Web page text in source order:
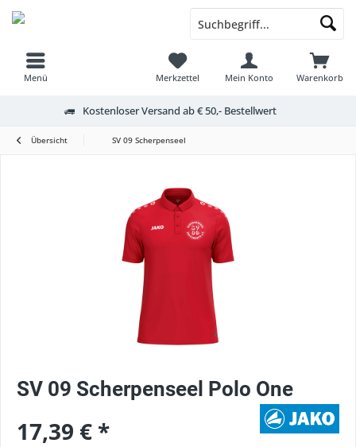
Menü Warenkorb
Merkzettel Mein Konto
Kostenloser Versand ab € 50,- Bestellwert
Übersicht SV 09 Scherpenseel
SV 09 Scherpenseel Polo One
17,39 € *